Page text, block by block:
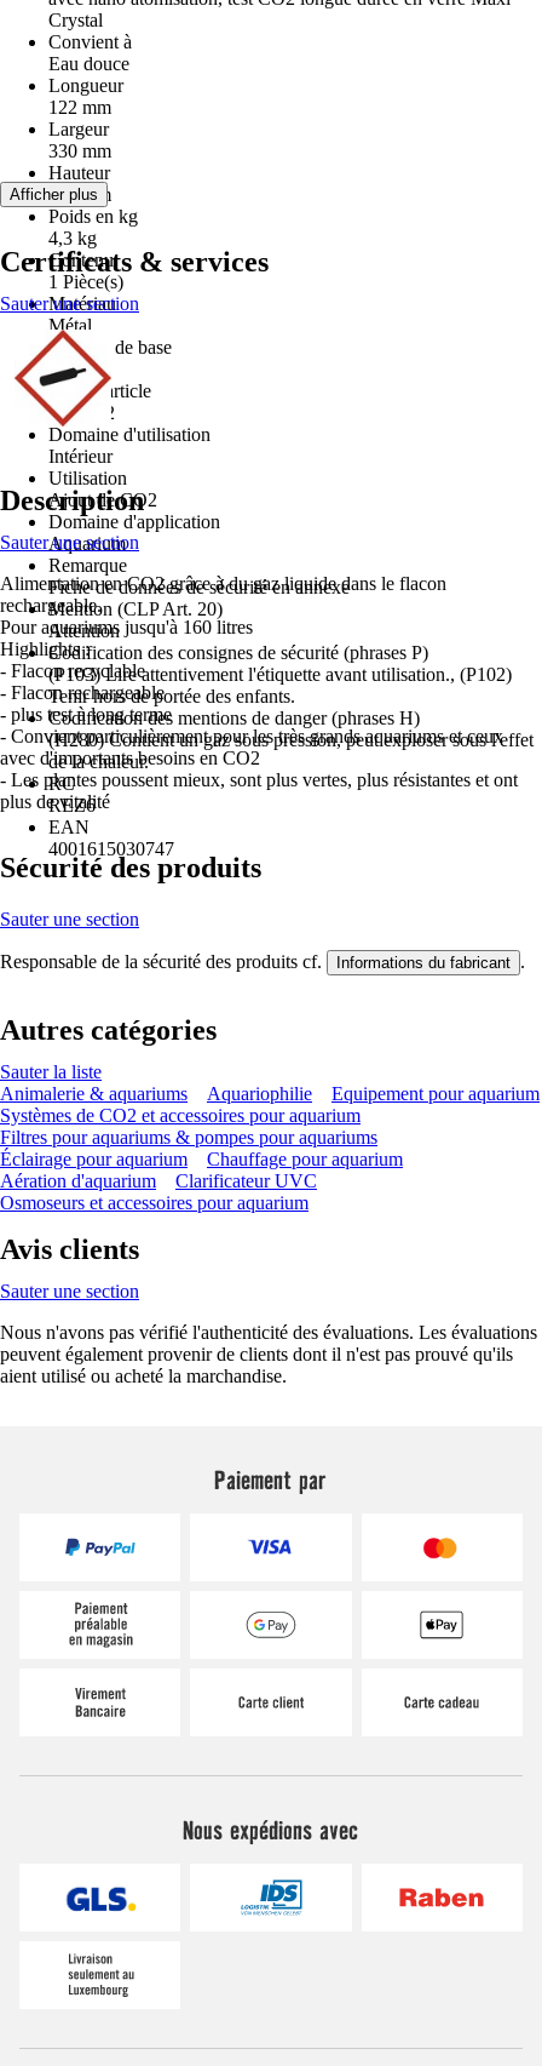
Crystal
Convient à
Eau douce
Longueur
122 mm
Largeur
330 mm
Hauteur
462 mm
Poids en kg
4,3 kg
Contenu
1 Pièce(s)
Matériau
Métal
Couleur de base
Gris
Type d'article
Kit CO2
Domaine d'utilisation
Intérieur
Utilisation
Ajout de CO2
Domaine d'application
Aquarium
Remarque
Fiche de données de sécurité en annexe
Mention (CLP Art. 20)
Attention
Codification des consignes de sécurité (phrases P)
(P103) Lire attentivement l'étiquette avant utilisation., (P102)
Tenir hors de portée des enfants.
Codification des mentions de danger (phrases H)
(H280) Contient un gaz sous pression, peut exploser sous l'effet
de la chaleur.
RC
REZ6
EAN
4001615030747
Afficher plus
Certificats & services
Sauter une section
Description
Sauter une section
Alimentation en CO2 grâce à du gaz liquide dans le flacon
rechargeable.
Pour aquariums jusqu'à 160 litres
Highlights :
- Flacon recyclable
- Flacon rechargeable
- plus test à long terme
- Convient particulièrement pour les très grands aquariums et ceux
avec d'importants besoins en CO2
- Les plantes poussent mieux, sont plus vertes, plus résistantes et ont
plus de vitalité
Sécurité des produits
Sauter une section
Responsable de la sécurité des produits cf. Informations du fabricant .
Autres catégories
Sauter la liste
Animalerie & aquariums
Aquariophilie
Equipement pour aquarium
Systèmes de CO2 et accessoires pour aquarium
Filtres pour aquariums & pompes pour aquariums
Éclairage pour aquarium
Chauffage pour aquarium
Aération d'aquarium
Clarificateur UVC
Osmoseurs et accessoires pour aquarium
Avis clients
Sauter une section
Nous n'avons pas vérifié l'authenticité des évaluations. Les évaluations
peuvent également provenir de clients dont il n'est pas prouvé qu'ils
aient utilisé ou acheté la marchandise.
Paiement par
Nous expédions avec